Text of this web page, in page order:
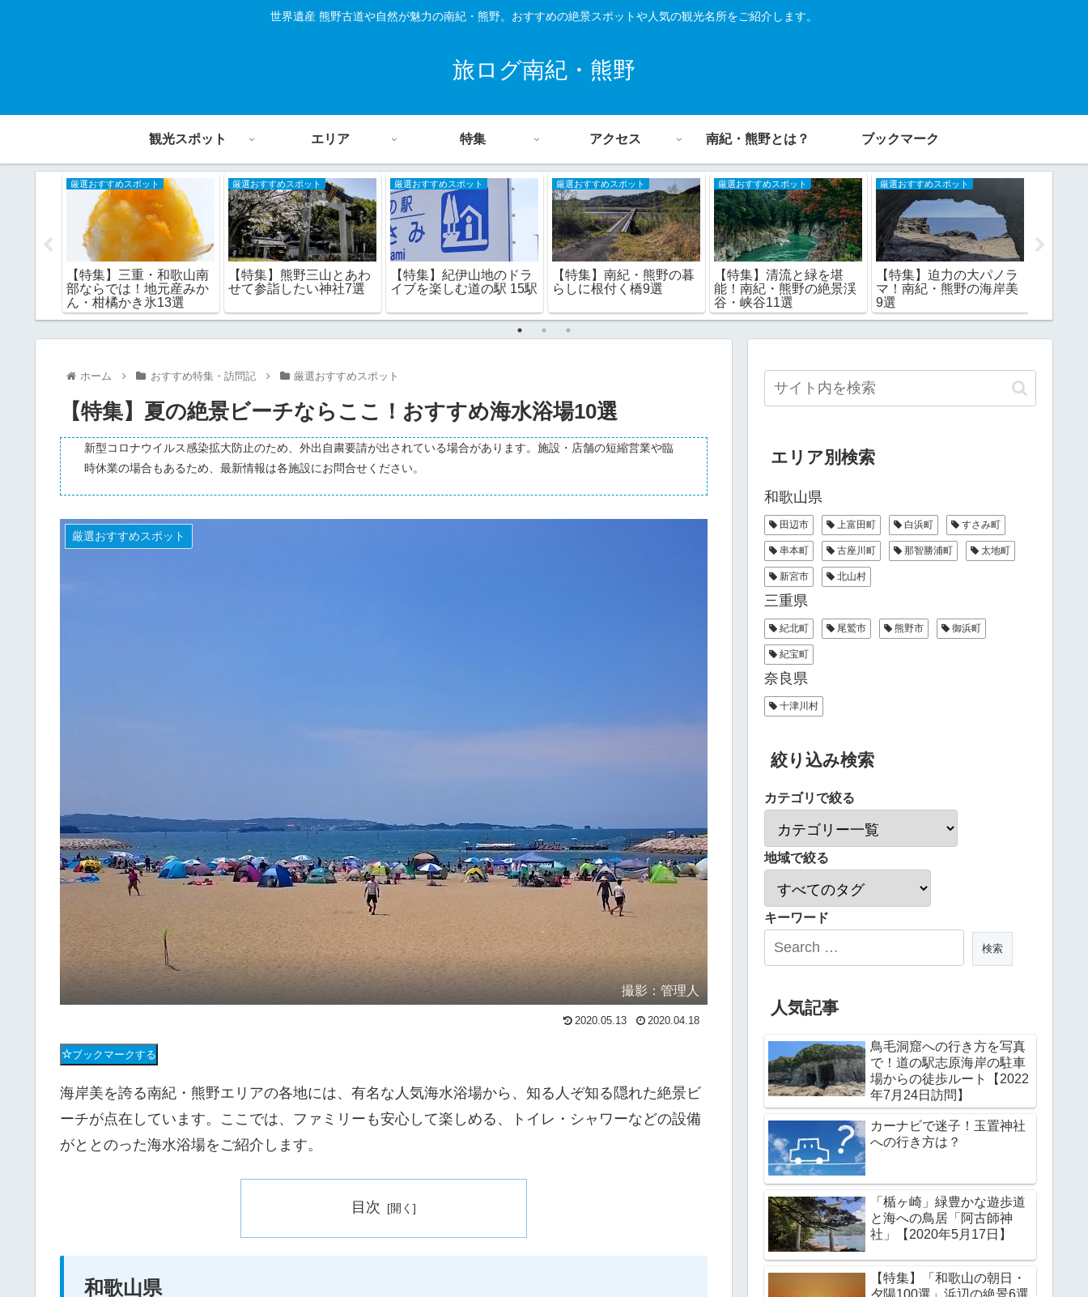
世界遺産 熊野古道や自然が魅力の南紀・熊野。おすすめの絶景スポットや人気の観光名所をご紹介します。
旅ログ南紀・熊野
観光スポット エリア 特集 アクセス 南紀・熊野とは？ ブックマーク
厳選おすすめスポット
【特集】三重・和歌山南
部ならでは！地元産みか
ん・柑橘かき氷13選
厳選おすすめスポット
【特集】熊野三山とあわ
せて参詣したい神社7選
厳選おすすめスポット
【特集】紀伊山地のドラ
イブを楽しむ道の駅 15駅
厳選おすすめスポット
【特集】南紀・熊野の暮
らしに根付く橋9選
厳選おすすめスポット
【特集】清流と緑を堪
能！南紀・熊野の絶景渓
谷・峡谷11選
厳選おすすめスポット
【特集】迫力の大パノラ
マ！南紀・熊野の海岸美
9選
ホーム おすすめ特集・訪問記 厳選おすすめスポット
【特集】夏の絶景ビーチならここ！おすすめ海水浴場10選
新型コロナウイルス感染拡大防止のため、外出自粛要請が出されている場合があります。施設・店舗の短縮営業や臨
時休業の場合もあるため、最新情報は各施設にお問合せください。
厳選おすすめスポット
撮影：管理人
2020.05.13 2020.04.18
ブックマークする
海岸美を誇る南紀・熊野エリアの各地には、有名な人気海水浴場から、知る人ぞ知る隠れた絶景ビ
ーチが点在しています。ここでは、ファミリーも安心して楽しめる、トイレ・シャワーなどの設備
がととのった海水浴場をご紹介します。
目次
和歌山県
エリア別検索
和歌山県
田辺市 上富田町 白浜町 すさみ町
串本町 古座川町 那智勝浦町 太地町
新宮市 北山村
三重県
紀北町 尾鷲市 熊野市 御浜町
紀宝町
奈良県
十津川村
絞り込み検索
カテゴリで絞る
地域で絞る
キーワード
人気記事
鳥毛洞窟への行き方を写真
で！道の駅志原海岸の駐車
場からの徒歩ルート【2022
年7月24日訪問】
カーナビで迷子！玉置神社
への行き方は？
「楯ヶ崎」緑豊かな遊歩道
と海への鳥居「阿古師神
社」【2020年5月17日】
【特集】「和歌山の朝日・
夕陽100選」浜辺の絶景6選